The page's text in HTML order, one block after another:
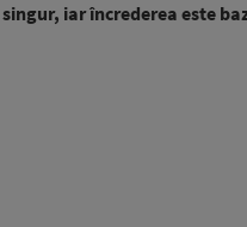
iar încrederea este